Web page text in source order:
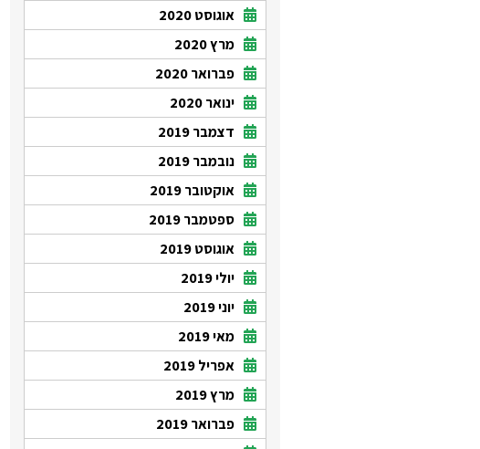
אוגוסט 2020
מרץ 2020
פברואר 2020
ינואר 2020
דצמבר 2019
נובמבר 2019
אוקטובר 2019
ספטמבר 2019
אוגוסט 2019
יולי 2019
יוני 2019
מאי 2019
אפריל 2019
מרץ 2019
פברואר 2019